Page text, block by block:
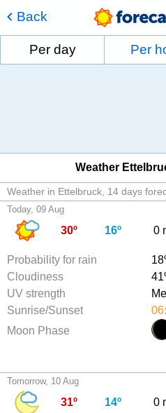
Back
Per day Per
Weather
Weather in Ettelbruck 14 days
Today, 09 Aug
30º 16º 0
Probability for rain
Cloudiness
UV strength
Sunrise/Sunset
Moon Phase
Tomorrow, 10 Aug
31º 14º 0